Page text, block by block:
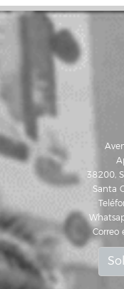
38200,
Santa
Correo